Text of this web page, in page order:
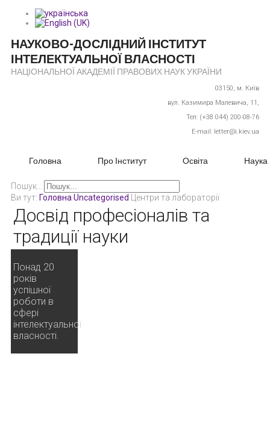
НАУКОВО-ДОСЛІДНИЙ ІНСТИТУТ
ІНТЕЛЕКТУАЛЬНОЇ ВЛАСНОСТІ
НАЦІОНАЛЬНОЇ АКАДЕМІЇ ПРАВОВИХ НАУК УКРАЇНИ
03150, м. Київ
вул. Казимира Малевича, 11,
Тел: (+38 044) 200-08-76
E-mail: letter@i.kiev.ua
Головна Про Інститут Освіта Наука
Пошук...
Ви тут: Головна Uncategorised Центри та лабораторії
Досвід професіоналів та
традиції науки
Понад 20
років
успішної
роботи в
сфері
інтелектуальної
власності.